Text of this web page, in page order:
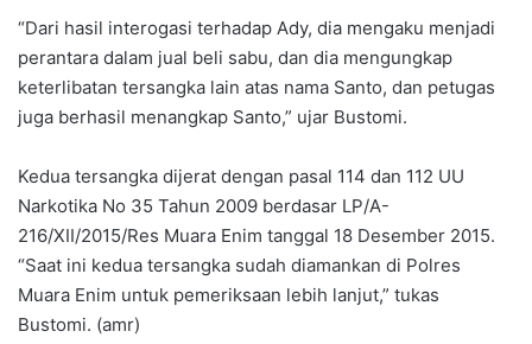
“Dari hasil interogasi terhadap Ady, dia mengaku menjadi
perantara dalam jual beli sabu, dan dia mengungkap
keterlibatan tersangka lain atas nama Santo, dan petugas
juga berhasil menangkap Santo,” ujar Bustomi.
Kedua tersangka dijerat dengan pasal 114 dan 112 UU
Narkotika No 35 Tahun 2009 berdasar LP/A-
216/XII/2015/Res Muara Enim tanggal 18 Desember 2015.
“Saat ini kedua tersangka sudah diamankan di Polres
Muara Enim untuk pemeriksaan lebih lanjut,” tukas
Bustomi. (amr)